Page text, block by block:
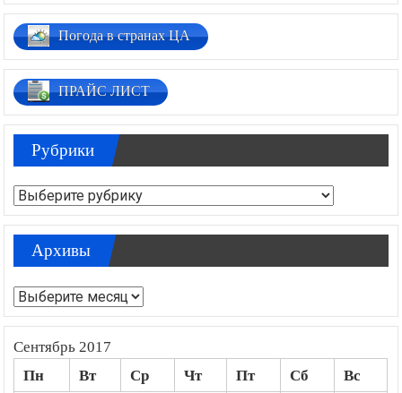
Погода в странах ЦА
ПРАЙС ЛИСТ
Рубрики
Рубрики
Архивы
Архивы
Сентябрь 2017
Пн Вт Ср Чт Пт Сб
Вс